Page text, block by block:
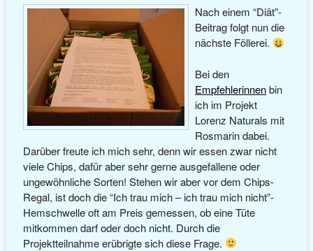
Nach einem “Diät”-
Beitrag folgt nun die
nächste Föllerei.
Bei den
Empfehlerinnenbin
ich im Projekt
Lorenz Naturals mit
Rosmarin dabei.
Darüber freute ich mich sehr, denn wir essen zwar nicht
viele Chips, dafür aber sehr gerne ausgefallene oder
ungewöhnliche Sorten! Stehen wir aber vor dem Chips-
Regal, ist doch die “Ich trau mich – ich trau mich nicht”-
Hemschwelle oft am Preis gemessen, ob eine Tüte
mitkommen darf oder doch nicht. Durch die
Projektteilnahme erübrigte sich diese Frage.